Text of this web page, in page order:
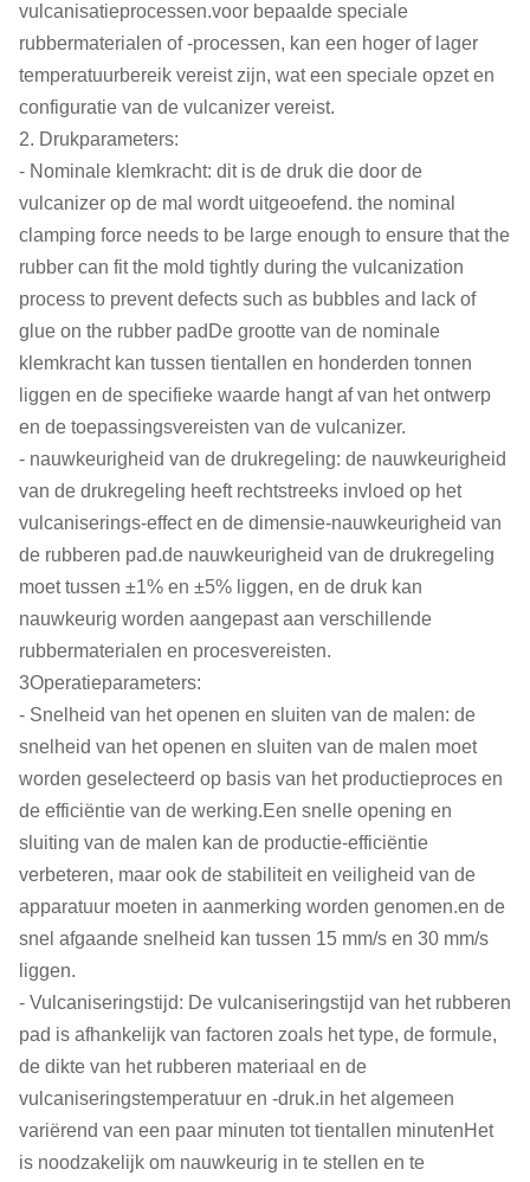
vulcanisatieprocessen.voor bepaalde speciale
rubbermaterialen of -processen, kan een hoger of lager
temperatuurbereik vereist zijn, wat een speciale opzet en
configuratie van de vulcanizer vereist.
2. Drukparameters:
- Nominale klemkracht: dit is de druk die door de
vulcanizer op de mal wordt uitgeoefend. the nominal
clamping force needs to be large enough to ensure that the
rubber can fit the mold tightly during the vulcanization
process to prevent defects such as bubbles and lack of
glue on the rubber padDe grootte van de nominale
klemkracht kan tussen tientallen en honderden tonnen
liggen en de specifieke waarde hangt af van het ontwerp
en de toepassingsvereisten van de vulcanizer.
- nauwkeurigheid van de drukregeling: de nauwkeurigheid
van de drukregeling heeft rechtstreeks invloed op het
vulcaniserings-effect en de dimensie-nauwkeurigheid van
de rubberen pad.de nauwkeurigheid van de drukregeling
moet tussen ±1% en ±5% liggen, en de druk kan
nauwkeurig worden aangepast aan verschillende
rubbermaterialen en procesvereisten.
3Operatieparameters:
- Snelheid van het openen en sluiten van de malen: de
snelheid van het openen en sluiten van de malen moet
worden geselecteerd op basis van het productieproces en
de efficiëntie van de werking.Een snelle opening en
sluiting van de malen kan de productie-efficiëntie
verbeteren, maar ook de stabiliteit en veiligheid van de
apparatuur moeten in aanmerking worden genomen.en de
snel afgaande snelheid kan tussen 15 mm/s en 30 mm/s
liggen.
- Vulcaniseringstijd: De vulcaniseringstijd van het rubberen
pad is afhankelijk van factoren zoals het type, de formule,
de dikte van het rubberen materiaal en de
vulcaniseringstemperatuur en -druk.in het algemeen
variërend van een paar minuten tot tientallen minutenHet
is noodzakelijk om nauwkeurig in te stellen en te